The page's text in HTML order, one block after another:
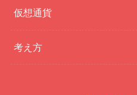
仮想通貨
考え方